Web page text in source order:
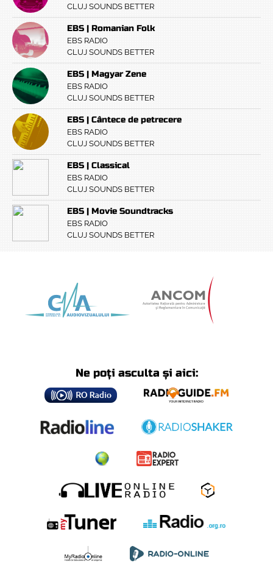
CLUJ SOUNDS BETTER
EBS | Romanian Folk
EBS RADIO
CLUJ SOUNDS BETTER
EBS | Magyar Zene
EBS RADIO
CLUJ SOUNDS BETTER
EBS | Cântece de petrecere
EBS RADIO
CLUJ SOUNDS BETTER
EBS | Classical
EBS RADIO
CLUJ SOUNDS BETTER
EBS | Movie Soundtracks
EBS RADIO
CLUJ SOUNDS BETTER
Ne poți asculta și aici: